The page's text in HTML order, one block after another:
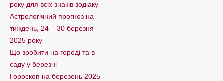
року для всіх знаків зодіаку
Астрологічний прогноз на
тиждень, 24 – 30 березня
2025 року
Що зробити на городі та в
саду у березні
Гороскоп на березень 2025